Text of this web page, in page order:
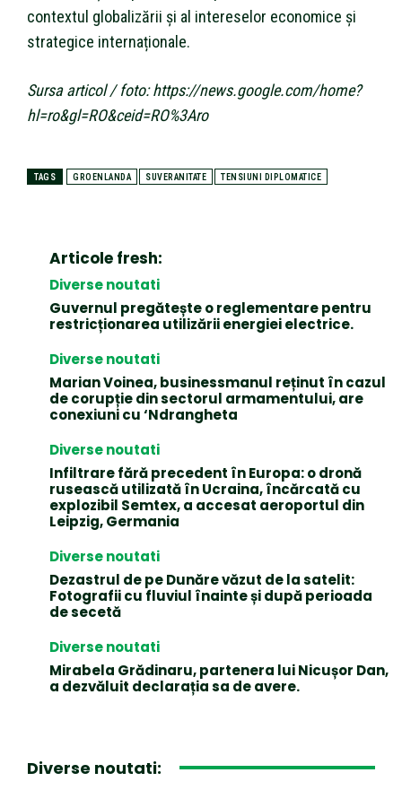
contextul globalizării și al intereselor economice și
strategice internaționale.
Sursa articol / foto: https://news.google.com/home?
hl=ro&gl=RO&ceid=RO%3Aro
TAGS GROENLANDA SUVERANITATE TENSIUNI DIPLOMATICE
Articole fresh:
Diverse noutati
Guvernul pregătește o reglementare pentru
restricționarea utilizării energiei electrice.
Diverse noutati
Marian Voinea, businessmanul reținut în cazul
de corupție din sectorul armamentului, are
conexiuni cu ‘Ndrangheta
Diverse noutati
Infiltrare fără precedent în Europa: o dronă
rusească utilizată în Ucraina, încărcată cu
explozibil Semtex, a accesat aeroportul din
Leipzig, Germania
Diverse noutati
Dezastrul de pe Dunăre văzut de la satelit:
Fotografii cu fluviul înainte și după perioada
de secetă
Diverse noutati
Mirabela Grădinaru, partenera lui Nicușor Dan,
a dezvăluit declarația sa de avere.
Diverse noutati: